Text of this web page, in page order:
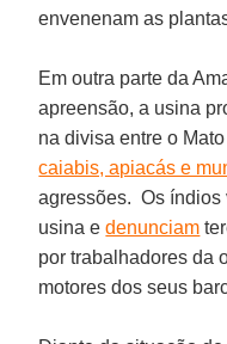
envenenam as
Em outra parte da
apreensão, a usina
na divisa entre o
caiabis, apiacás e
agressões. Os índios
usina edenunciam
por trabalhadores da
motores dos seus